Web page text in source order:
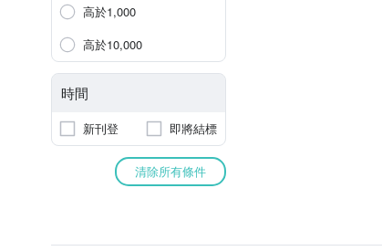
高於1,000
高於10,000
時間
新刊登 即將結標
清除所有條件